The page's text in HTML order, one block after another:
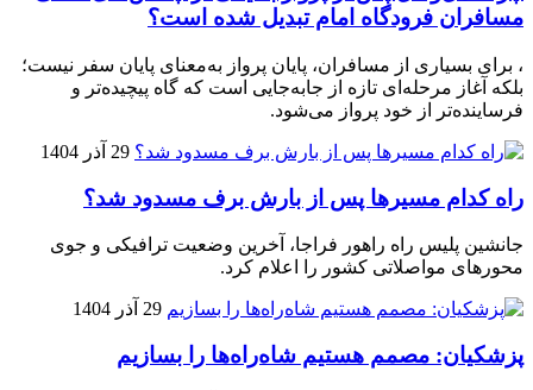
مسافران فرودگاه امام تبدیل شده است؟
، برای بسیاری از مسافران، پایان پرواز به‌معنای پایان سفر نیست؛
بلکه آغاز مرحله‌ای تازه از جابه‌جایی است که گاه پیچیده‌تر و
فرساینده‌تر از خود پرواز می‌شود.
29 آذر 1404
راه کدام مسیرها پس از بارش برف مسدود شد؟
جانشین پلیس راه راهور فراجا، آخرین وضعیت ترافیکی و جوی
محورهای مواصلاتی کشور را اعلام کرد.
29 آذر 1404
پزشکیان: مصمم هستیم شاه‌راه‌ها را بسازیم